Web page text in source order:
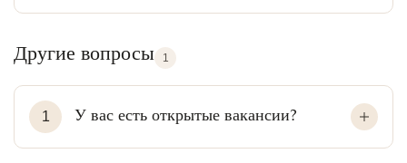
Другие вопросы 1
1 У вас есть открытые вакансии?